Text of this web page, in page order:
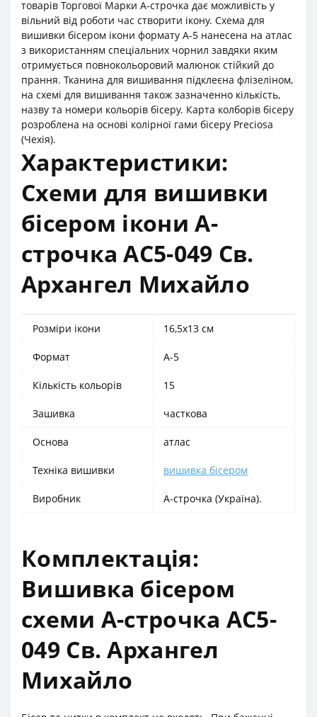
товарів Торгової Марки А-строчка дає можливість у
вільний від роботи час створити ікону. Схема для
вишивки бісером ікони формату А-5 нанесена на атлас
з використанням спеціальних чорнил завдяки яким
отримується повнокольоровий малюнок стійкий до
прання. Тканина для вишивання підклеєна флізеліном,
на схемі для вишивання також зазначенно кількість,
назву та номери кольорів бісеру. Карта колборів бісеру
розроблена на основі колірної гами бісеру Preciosa
(Чехія).
Характеристики:
Схеми для вишивки
бісером ікони А-
строчка АС5-049 Св.
Архангел Михайло
Розміри ікони 16,5х13 см
Формат А-5
Кількість кольорів 15
Зашивка часткова
Основа атлас
Техніка вишивки вишивка бісером
Виробник А-строчка (Україна).
Комплектація:
Вишивка бісером
схеми А-строчка АС5-
049 Св. Архангел
Михайло